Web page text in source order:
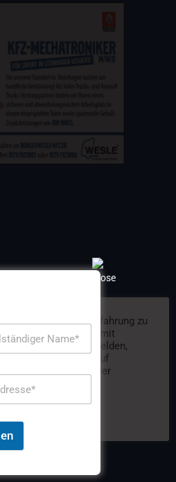
Cookies, um Ihre Erfahrung zu
aus, dass Sie damit
Sie können sich abmelden,
Durch das Klicken auf
der Verwendung aller